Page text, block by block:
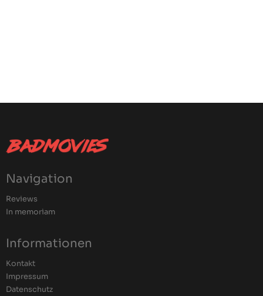
Navigation
Reviews
In memoriam
Informationen
Kontakt
Impressum
Datenschutz